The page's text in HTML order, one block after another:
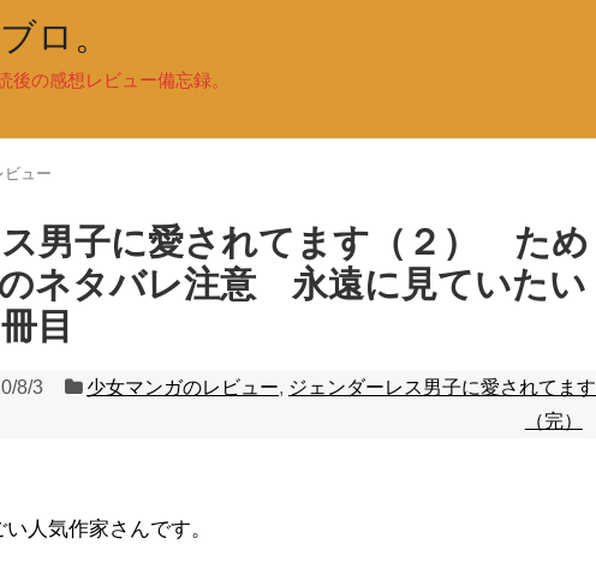
ロ。
の感想レビュー備忘録。
ビュー
男子に愛されてます（２） ため
ネタバレ注意 永遠に見ていたい
目
8/3 少女マンガのレビュー, ジェンダーレス男子に愛されてます
（完）
人気作家さんです。